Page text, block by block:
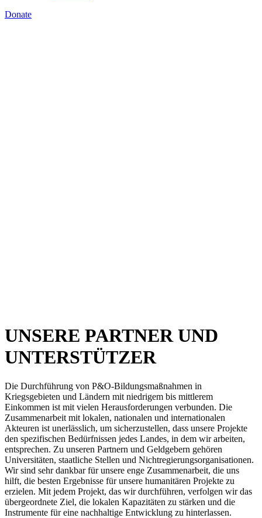
Donate
UNSERE PARTNER UND
UNTERSTÜTZER
Die Durchführung von P&O-Bildungsmaßnahmen in
Kriegsgebieten und Ländern mit niedrigem bis mittlerem
Einkommen ist mit vielen Herausforderungen verbunden. Die
Zusammenarbeit mit lokalen, nationalen und internationalen
Akteuren ist unerlässlich, um sicherzustellen, dass unsere Projekte
den spezifischen Bedürfnissen jedes Landes, in dem wir arbeiten,
entsprechen. Zu unseren Partnern und Geldgebern gehören
Universitäten, staatliche Stellen und Nichtregierungsorganisationen.
Wir sind sehr dankbar für unsere enge Zusammenarbeit, die uns
hilft, die besten Ergebnisse für unsere humanitären Projekte zu
erzielen. Mit jedem Projekt, das wir durchführen, verfolgen wir das
übergeordnete Ziel, die lokalen Kapazitäten zu stärken und die
Instrumente für eine nachhaltige Entwicklung zu hinterlassen.